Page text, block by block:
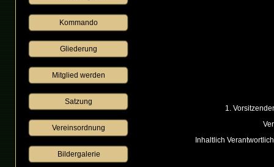
Kommando
Gliederung
Mitglied werden
Satzung
Vereinsordnung
Bildergalerie
1.
Inhaltlich